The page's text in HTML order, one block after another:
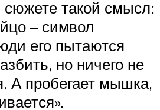
такой смысл:
– символ
его пытаются
но ничего не
А пробегает мышка,